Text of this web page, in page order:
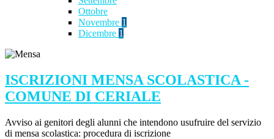
Ottobre
Novembre 1
Dicembre 1
ISCRIZIONI MENSA SCOLASTICA -
COMUNE DI CERIALE
Avviso ai genitori degli alunni che intendono usufruire del servizio
di mensa scolastica: procedura di iscrizione